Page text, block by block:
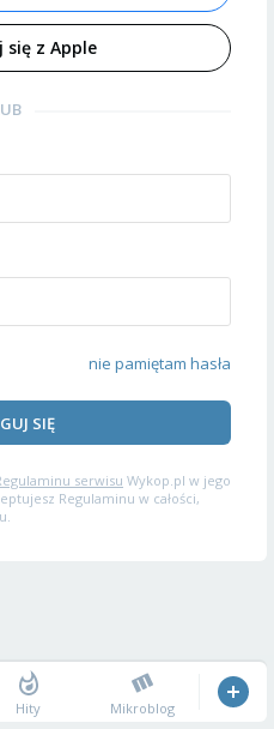
się z Apple
nie pamiętam hasła
SIĘ
serwisu Wykop.pl w jego
Regulaminu w całości,
Hity Mikroblog